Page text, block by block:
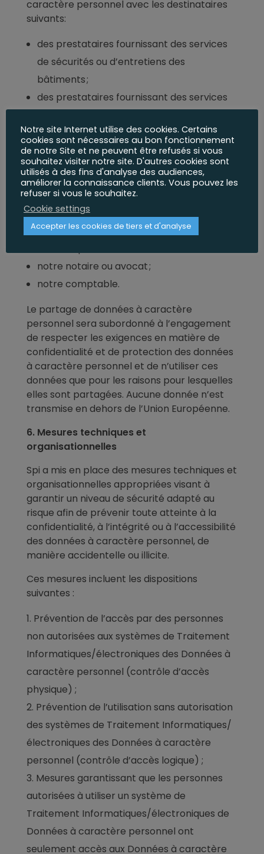
caractère personnel avec les destinataires
suivants:
des prestataires fournissant des services
de sécurités ou d’entretiens des
bâtiments ;
des prestataires fournissant des services
d’installations, des services de gestion de
biens immobiliers ou des services IT ;
les autorités locales;
les services de voiries ;
la police et les services répressifs locaux,
s’ils demandent des informations ;
notre notaire ou avocat ;
notre comptable.
Le partage de données à caractère
personnel sera subordonné à l’engagement
de respecter les exigences en matière de
confidentialité et de protection des données
à caractère personnel et de n’utiliser ces
données que pour les raisons pour lesquelles
elles sont partagées. Aucune donnée n’est
transmise en dehors de l’Union Européenne.
6. Mesures techniques et
organisationnelles
Spi a mis en place des mesures techniques et
organisationnelles appropriées visant à
garantir un niveau de sécurité adapté au
risque afin de prévenir toute atteinte à la
confidentialité, à l’intégrité ou à l’accessibilité
des données à caractère personnel,de
manière accidentelle ou illicite.
Ces mesures incluent les dispositions
suivantes :
Prévention de l’accès par des personnes
non autorisées aux systèmes de Traitement
Informatiques/électroniques des Données à
caractère personnel (contrôle d’accès
physique) ;
Prévention de l’utilisation sans autorisation
des systèmes de Traitement Informatiques/
électroniques des Données à caractère
personnel (contrôle d’accès logique) ;
Mesures garantissant que les personnes
autorisées à utiliser un système de
Traitement Informatiques/électroniques de
Données à caractère personnel ont
seulement accès aux Données à caractère
Notre site Internet utilise des cookies. Certains
cookies sont nécessaires au bon fonctionnement
de notre Site et ne peuvent être refusés si vous
souhaitez visiter notre site. D'autres cookies sont
utilisés à des fins d'analyse des audiences,
améliorer la connaissance clients. Vous pouvez les
refuser si vous le souhaitez.
Cookie settings
Accepter les cookies de tiers et d'analyse